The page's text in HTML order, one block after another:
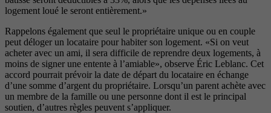
logement loué le seront entièrement.»
Rappelons également que seul le propriétaire unique ou en couple
peut déloger un locataire pour habiter son logement. «Si on veut
acheter avec un ami, il sera difficile de reprendre deux logements, à
moins de signer une entente à l’amiable», observe Éric Leblanc. Cet
accord pourrait prévoir la date de départ du locataire en échange
d’une somme d’argent du propriétaire. Lorsqu’un parent achète avec
un membre de la famille ou une personne dont il est le principal
soutien, d’autres règles peuvent s’appliquer.